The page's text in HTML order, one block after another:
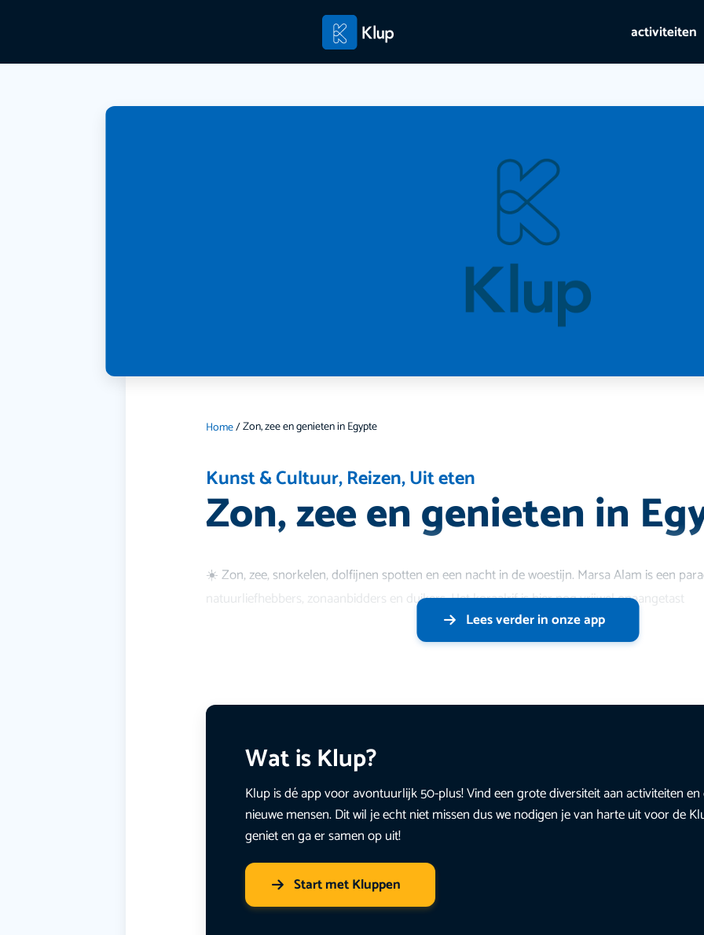
activiteiten
Home/Zon, zee en genieten in Egypte
Kunst & Cultuur,Reizen,Uit eten
Zon, zee en genieten in
☀️ Zon, zee, snorkelen, dolfijnen spotten en een nacht in de woestijn. Marsa Alam is een
natuurliefhebbers, zonaanbidders en duikers. Het koraalrif is hier nog vrijwel onaangetast
Lees verder in onze app
Wat is Klup?
Klup is dé app voor avontuurlijk 50-plus! Vind een grote diversiteit aan activiteiten
nieuwe mensen. Dit wil je echt niet missen dus we nodigen je van harte uit voor de
geniet en ga er samen op uit!
Start met Kluppen